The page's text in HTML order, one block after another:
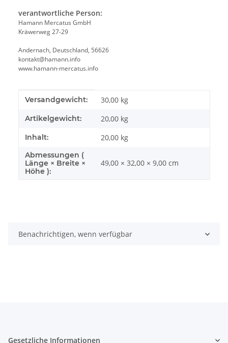
verantwortliche Person:
Hamann Mercatus GmbH
Kräwerweg 27-29
Andernach, Deutschland, 56626
kontakt@hamann.info
www.hamann-mercatus.info
Produkteigenschaft
Wert
Versandgewicht: 30,00 kg
Artikelgewicht: 20,00 kg
Inhalt: 20,00 kg
Abmessungen (
Länge × Breite ×
Höhe ):
49,00 × 32,00 × 9,00 cm
Benachrichtigen, wenn verfügbar
Gesetzliche Informationen